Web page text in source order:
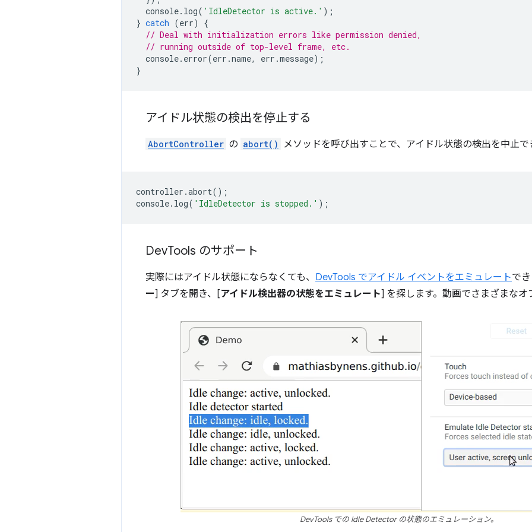
console. log( 'IdleDetector is active.' );
} catch (err)
{
// Deal with initialization errors like permission denied,
// running outside of top-level frame, etc.
console. error(err .name, err .message);
}
アイドル状態の検出を停止する
AbortController の abort() メソッドを呼び出すことで、アイドル状態の検出を中止で
controller .abort();
console. log( 'IdleDetector is stopped.' );
DevTools のサポート
実際にはアイドル状態にならなくても、 DevTools でアイドル イベントをエミュレートで
ー] タブを開き、[アイドル検出器の状態をエミュレート] を探します。動画でさまざまな
DevTools での Idle Detector の状態のエミュレーション。